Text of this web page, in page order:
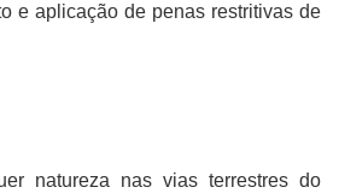
e aplicação de penas restritivas de
natureza nas vias terrestres do